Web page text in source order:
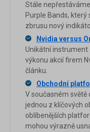
Stále
Purple Bands,
zbrusu nový
Nvidia versus
Unikátní instrument
výkonu akcií firem
článku.
Obchodní
V současném
jednou z klíčových
oblíbenějších
mohou výrazně